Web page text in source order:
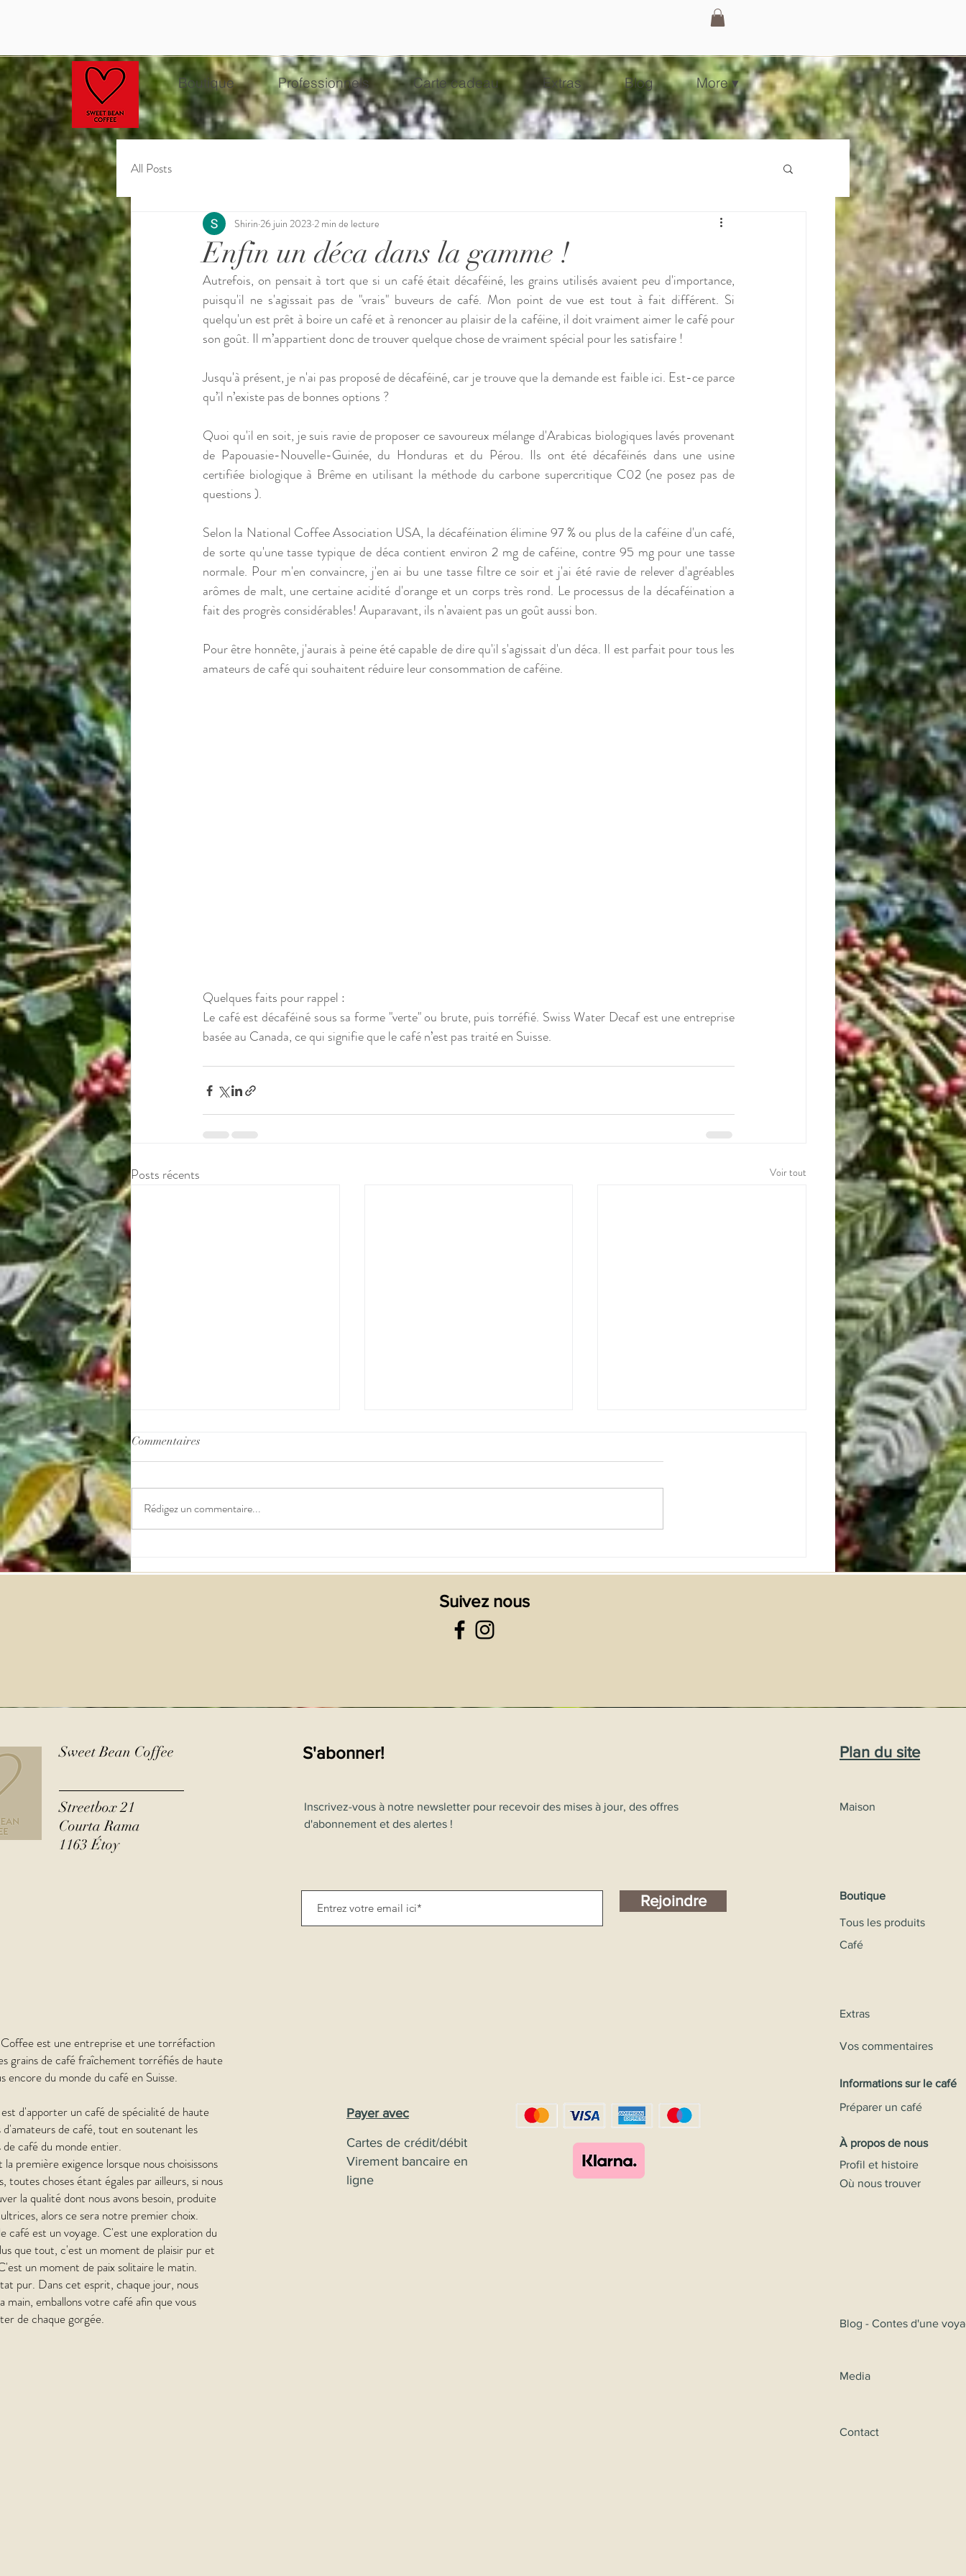
Boutique Professionnels Carte cadeau Extras Blog More ▾
All Posts
Enfin un déca dans la gamme !
Shirin 26 juin 2023 2 min de lecture
Autrefois, on pensait à tort que si un café était décaféiné, les grains utilisés avaient peu d'importance,
puisqu'il ne s'agissait pas de "vrais" buveurs de café. Mon point de vue est tout à fait différent. Si
quelqu'un est prêt à boire un café et à renoncer au plaisir de la caféine, il doit vraiment aimer le café pour
son goût. Il m’appartient donc de trouver quelque chose de vraiment spécial pour les satisfaire !
Jusqu'à présent, je n'ai pas proposé de décaféiné, car je trouve que la demande est faible ici. Est-ce parce
qu’il n’existe pas de bonnes options ?
Quoi qu'il en soit, je suis ravie de proposer ce savoureux mélange d'Arabicas biologiques lavés provenant
de Papouasie-Nouvelle-Guinée, du Honduras et du Pérou. Ils ont été décaféinés dans une usine
certifiée biologique à Brême en utilisant la méthode du carbone supercritique C02 (ne posez pas de
questions ).
Selon la National Coffee Association USA, la décaféination élimine 97 % ou plus de la caféine d'un café,
de sorte qu'une tasse typique de déca contient environ 2 mg de caféine, contre 95 mg pour une tasse
normale. Pour m'en convaincre, j'en ai bu une tasse filtre ce soir et j'ai été ravie de relever d'agréables
arômes de malt, une certaine acidité d'orange et un corps très rond. Le processus de la décaféination a
fait des progrès considérables! Auparavant, ils n'avaient pas un goût aussi bon.
Pour être honnête, j'aurais à peine été capable de dire qu'il s'agissait d'un déca. Il est parfait pour tous les
amateurs de café qui souhaitent réduire leur consommation de caféine.
Quelques faits pour rappel :
Le café est décaféiné sous sa forme "verte" ou brute, puis torréfié. Swiss Water Decaf est une entreprise
basée au Canada, ce qui signifie que le café n’est pas traité en Suisse.
Posts récents Voir tout
Tanzanie Southern Star
Commentaires
Rédigez un commentaire...
Suivez nous
Sweet Bean Coffee
Streetbox 21
Courta Rama
1163 Étoy
S'abonner!
Inscrivez-vous à notre newsletter pour recevoir des mises à jour, des offres
d'abonnement et des alertes !
Rejoindre
Plan du site
Maison
Boutique
Tous les produits
Café
Extras
est une entreprise et une torréfaction
grains de café fraîchement torréfiés de haute
encore du monde du café en Suisse.
d'apporter un café de spécialité de haute
d'amateurs de café, tout en soutenant les
café du monde entier.
la première exigence lorsque nous choisissons
toutes choses étant égales par ailleurs, si nous
la qualité dont nous avons besoin, produite
alors ce sera notre premier choix.
café est un voyage. C'est une exploration du
que tout, c'est un moment de plaisir pur et
un moment de paix solitaire le matin.
pur. Dans cet esprit, chaque jour, nous
main, emballons votre café afin que vous
de chaque gorgée.
Payer avec
Cartes de crédit/débit
Virement bancaire en
ligne
Vos commentaires
Informations sur le café
Préparer un café
À propos de nous
Profil et histoire
Où nous trouver
Blog - Contes d'une
Media
Contact